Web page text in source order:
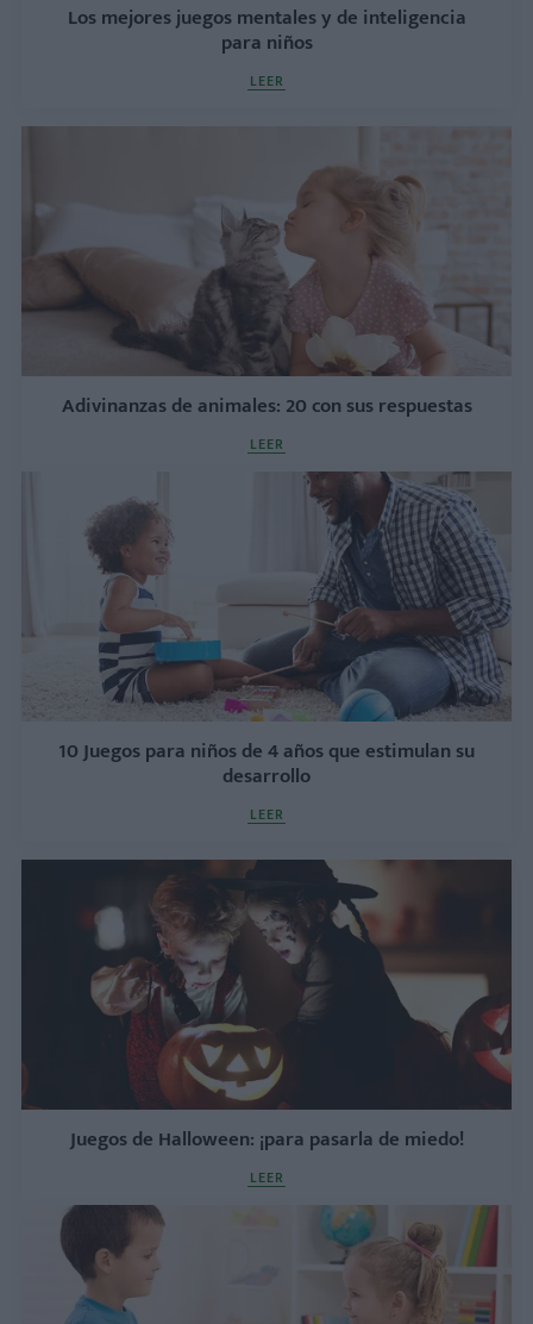
Los mejores juegos mentales y de inteligencia
para niños
LEER
Adivinanzas de animales: 20 con sus respuestas
LEER
10 Juegos para niños de 4 años que estimulan su
desarrollo
LEER
Juegos de Halloween: ¡para pasarla de miedo!
LEER